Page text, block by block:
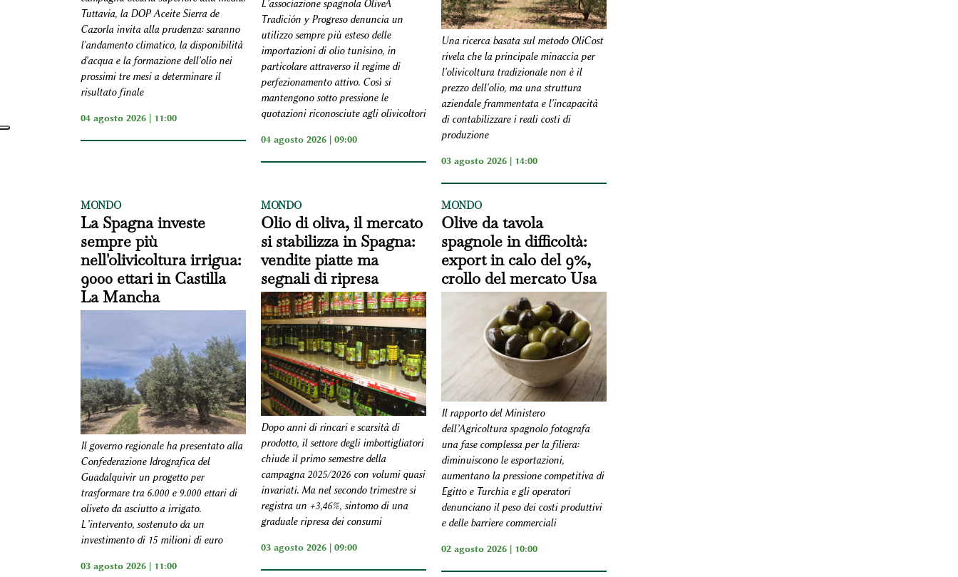
Tuttavia, la DOP Aceite Sierra de
Cazorla invita alla prudenza: saranno
l'andamento climatico, la disponibilità
d'acqua e la formazione dell'olio nei
prossimi tre mesi a determinare il
risultato finale
04 agosto 2026 | 11:00
L'associazione spagnola OliveA
Tradición y Progreso denuncia un
utilizzo sempre più esteso delle
importazioni di olio tunisino, in
particolare attraverso il regime di
perfezionamento attivo. Così si
mantengono sotto pressione le
quotazioni riconosciute agli olivicoltori
04 agosto 2026 | 09:00
Una ricerca basata sul metodo OliCost
rivela che la principale minaccia per
l'olivicoltura tradizionale non è il
prezzo dell'olio, ma una struttura
aziendale frammentata e l'incapacità
di contabilizzare i reali costi di
produzione
03 agosto 2026 | 14:00
MONDO
La Spagna investe
sempre più
nell'olivicoltura irrigua:
9000 ettari in Castilla
La Mancha
Il governo regionale ha presentato alla
Confederazione Idrografica del
Guadalquivir un progetto per
trasformare tra 6.000 e 9.000 ettari di
oliveto da asciutto a irrigato.
L’intervento, sostenuto da un
investimento di 15 milioni di euro
03 agosto 2026 | 11:00
MONDO
Olio di oliva, il mercato
si stabilizza in Spagna:
vendite piatte ma
segnali di ripresa
Dopo anni di rincari e scarsità di
prodotto, il settore degli imbottigliatori
chiude il primo semestre della
campagna 2025/2026 con volumi quasi
invariati. Ma nel secondo trimestre si
registra un +3,46%, sintomo di una
graduale ripresa dei consumi
03 agosto 2026 | 09:00
MONDO
Olive da tavola
spagnole in difficoltà:
export in calo del 9%,
crollo del mercato Usa
Il rapporto del Ministero
dell’Agricoltura spagnolo fotografa
una fase complessa per la filiera:
diminuiscono le esportazioni,
aumentano la pressione competitiva di
Egitto e Turchia e gli operatori
denunciano il peso dei costi produttivi
e delle barriere commerciali
02 agosto 2026 | 10:00